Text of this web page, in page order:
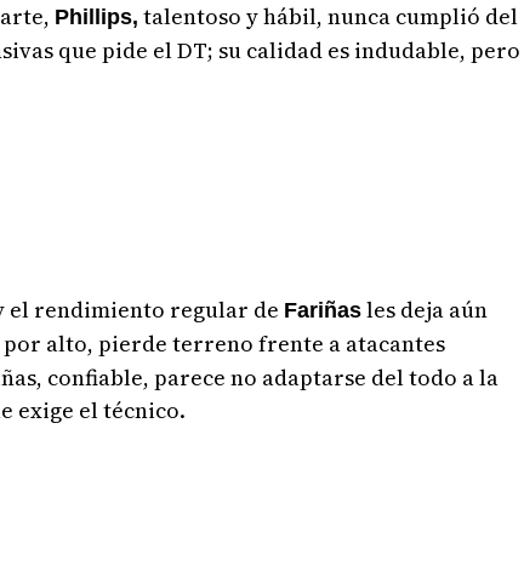
Phillips, talentoso y hábil, nunca cumplió del
que pide el DT; su calidad es indudable, pero
el rendimiento regular de Fariñasles deja aún
alto, pierde terreno frente a atacantes
confiable, parece no adaptarse del todo a la
exige el técnico.